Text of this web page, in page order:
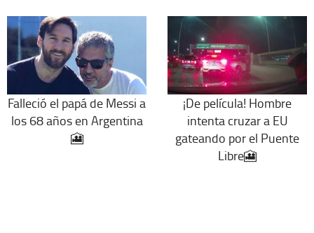
Falleció el papá de Messi a
los 68 años en Argentina
🎦
¡De película! Hombre
intenta cruzar a EU
gateando por el Puente
Libre🎦